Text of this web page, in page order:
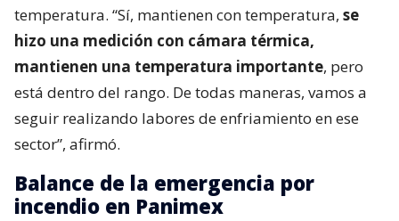
temperatura. “Sí, mantienen con temperatura, se
hizo una medición con cámara térmica,
mantienen una temperatura importante, pero
está dentro del rango. De todas maneras, vamos a
seguir realizando labores de enfriamiento en ese
sector”, afirmó.
Balance de la emergencia por
incendio en Panimex